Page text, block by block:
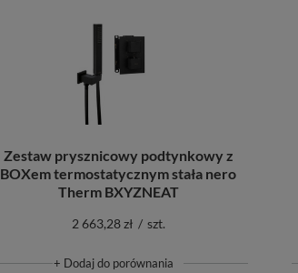
Zestaw prysznicowy podtynkowy z
BOXem termostatycznym stała nero
Therm BXYZNEAT
2 663,28 zł / szt.
+ Dodaj do porównania